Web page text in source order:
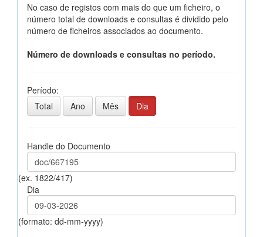
No caso de registos com mais do que um ficheiro, o
número total de downloads e consultas é dividido pelo
número de ficheiros associados ao documento.
Número de downloads e consultas no período.
Período:
Total
Ano Mês Dia
Handle do Documento
(ex. 1822/417)
Dia
(formato: dd-mm-yyyy)